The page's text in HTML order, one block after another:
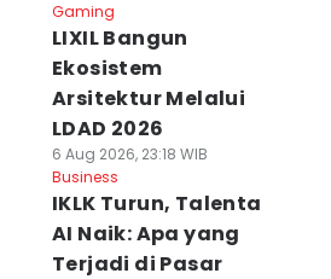
Gaming
LIXIL Bangun
Ekosistem
Arsitektur Melalui
LDAD 2026
6 Aug 2026, 23:18 WIB
Business
IKLK Turun, Talenta
AI Naik: Apa yang
Terjadi di Pasar